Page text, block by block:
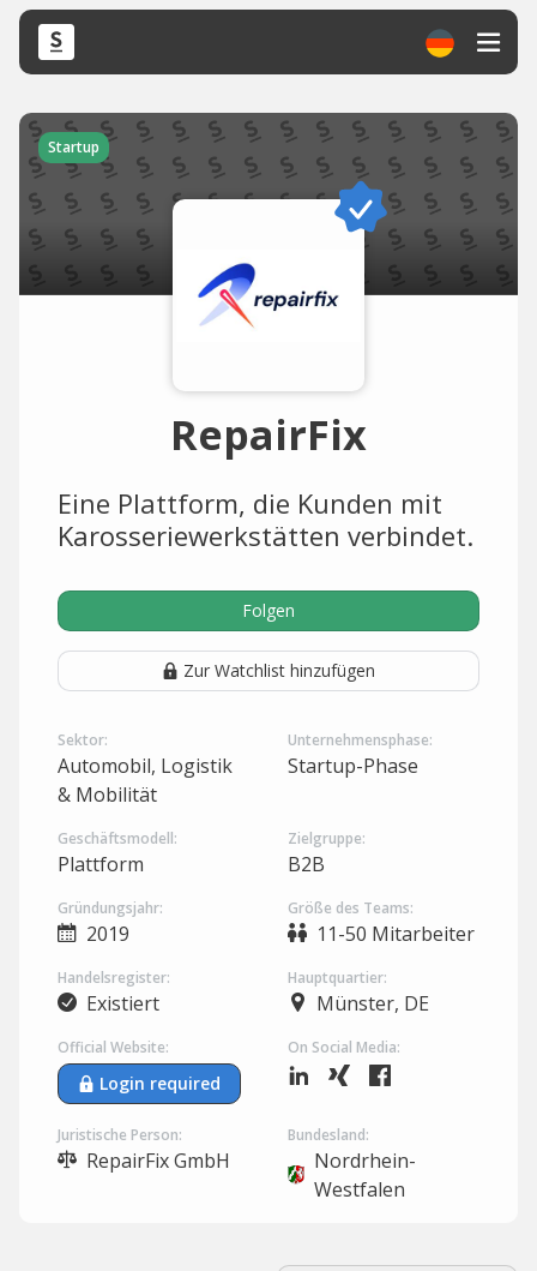
Startup
RepairFix
Eine Plattform, die Kunden mit
Karosseriewerkstätten verbindet.
Folgen
Zur Watchlist hinzufügen
Sektor:
Automobil, Logistik
& Mobilität
Unternehmensphase:
Startup-Phase
Geschäftsmodell:
Plattform
Zielgruppe:
B2B
Gründungsjahr:
2019
Größe des Teams:
11-50 Mitarbeiter
Handelsregister:
Existiert
Hauptquartier:
Münster, DE
Official Website:
Login required
On Social Media:
Juristische Person:
RepairFix GmbH
Bundesland:
Nordrhein-
Westfalen